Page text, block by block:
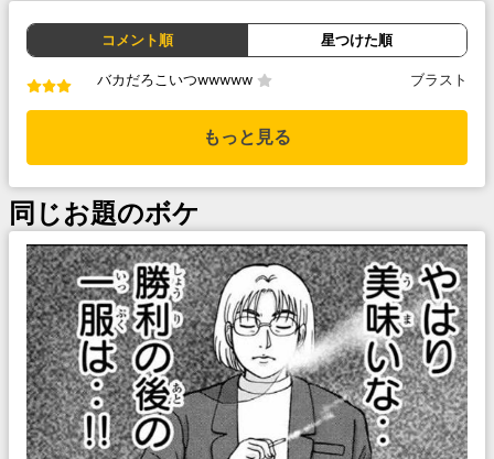
コメント順 星つけた順
バカだろこいつwwwww ブラスト
もっと見る
同じお題のボケ